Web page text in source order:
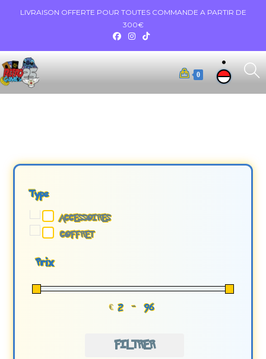
LIVRAISON OFFERTE POUR TOUTES COMMANDE A PARTIR DE
300€
0
Type
ACCESSOIRES
COFFRET
Prix
€
Minimum Price
-
Maximum Price
FILTRER